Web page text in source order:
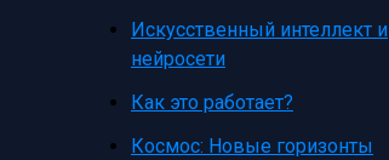
Искусственный интеллект и
нейросети
Как это работает?
Космос: Новые горизонты